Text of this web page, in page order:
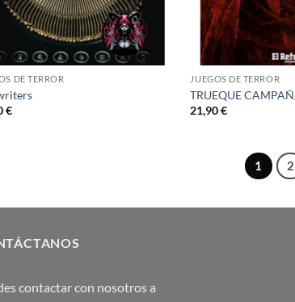
DE TERROR
€
JUEGOS DE TERROR
TRUEQUE
21,90€
1 2
contactar con nosotros a